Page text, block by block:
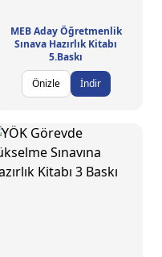
MEB Aday Öğretmenlik
Sınava Hazırlık Kitabı
5.Baskı
Önizle
İndir